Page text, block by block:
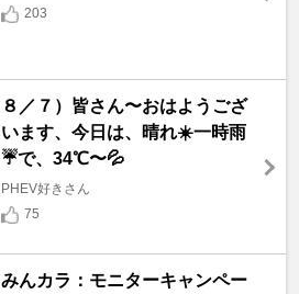
203
８／７）皆さん〜おはようござ
います、今日は、晴れ☀️一時雨
☔️で、34℃〜💦
PHEV好きさん
75
みんカラ：モニターキャンペー